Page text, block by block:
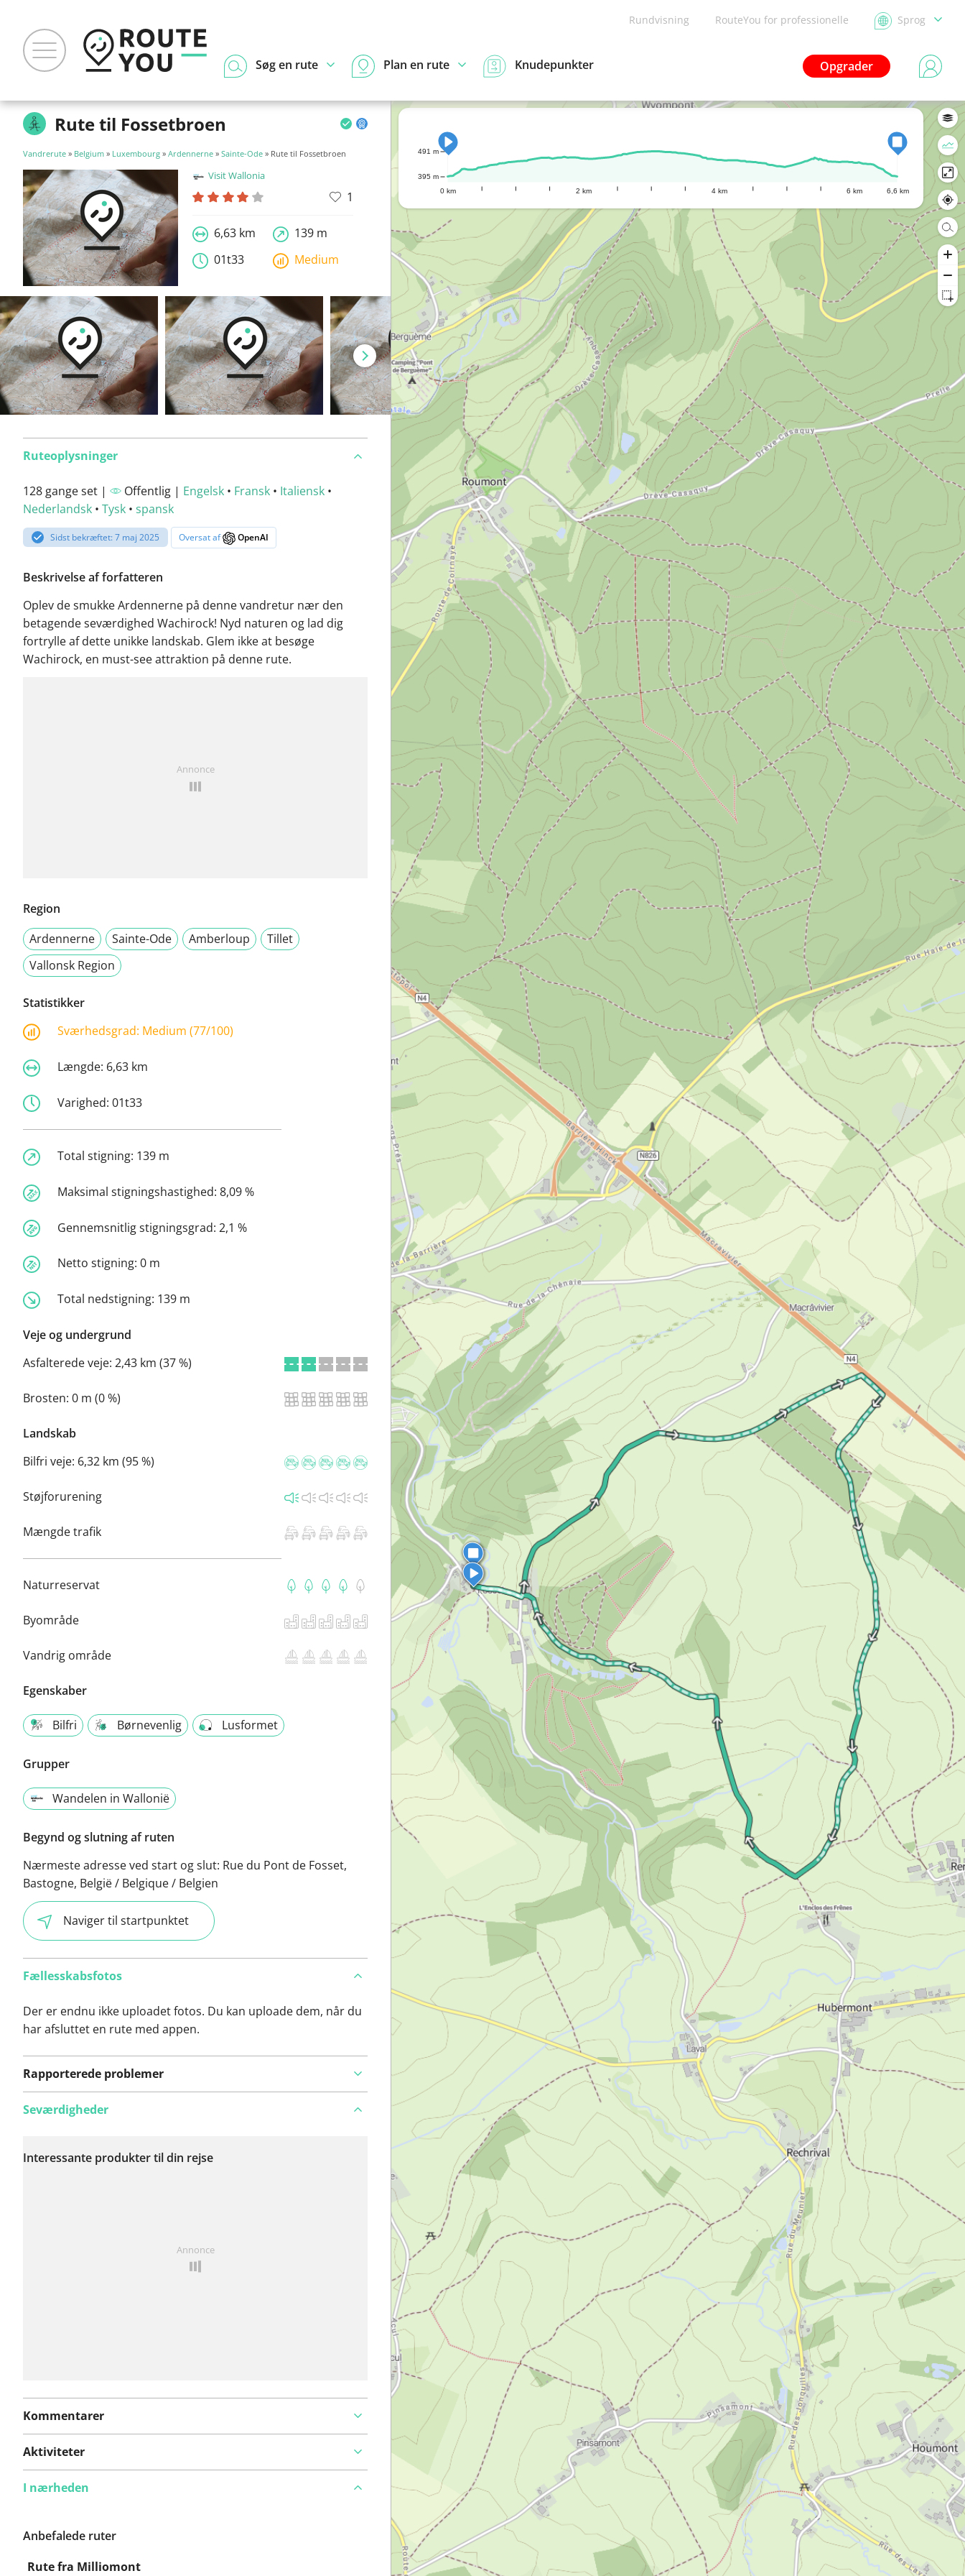
Rundvisning RouteYou for professionelle Sprog
Opgrader
Søg en rute Plan en rute Knudepunkter
Rute til Fossetbroen
Vandrerute » Belgium » Luxembourg » Ardennerne » Sainte-Ode » Rute til Fossetbroen
Visit Wallonia
1
6,63 km
139 m
01t33
Medium
Ruteoplysninger
128 gange set | Offentlig | Engelsk • Fransk • Italiensk •
Nederlandsk • Tysk • spansk
Sidst bekræftet: 7 maj 2025 Oversat af OpenAI
Beskrivelse af forfatteren
Oplev de smukke Ardennerne på denne vandretur nær den
betagende seværdighed Wachirock! Nyd naturen og lad dig
fortrylle af dette unikke landskab. Glem ikke at besøge
Wachirock, en must-see attraktion på denne rute.
Annonce
Region
Ardennerne
Sainte-Ode Amberloup
Tillet
Vallonsk Region
Statistikker
Sværhedsgrad: Medium (77/100)
Længde: 6,63 km
Varighed: 01t33
Total stigning: 139 m
Maksimal stigningshastighed: 8,09 %
Gennemsnitlig stigningsgrad: 2,1 %
Netto stigning: 0 m
Total nedstigning: 139 m
Veje og undergrund
Asfalterede veje: 2,43 km (37 %)
Brosten: 0 m (0 %)
Landskab
Bilfri veje: 6,32 km (95 %)
Støjforurening
Mængde trafik
Naturreservat
Byområde
Vandrig område
Egenskaber
Bilfri Børnevenlig Lusformet
Grupper
Wandelen in Wallonië
Begynd og slutning af ruten
Nærmeste adresse ved start og slut: Rue du Pont de Fosset,
Bastogne, België / Belgique / Belgien
Naviger til startpunktet
Fællesskabsfotos
Der er endnu ikke uploadet fotos. Du kan uploade dem, når du
har afsluttet en rute med appen.
Rapporterede problemer
rapporteret nogen
problemer på denne
Har du lagt mærke til noget på denne rute?
Seværdigheder
Interessante produkter til din rejse
Annonce
Kommentarer
Aktiviteter
I nærheden
Anbefalede ruter
Rute fra Milliomont
0 km 2 km 4 km 6 km 6,6 km
395 m
491 m